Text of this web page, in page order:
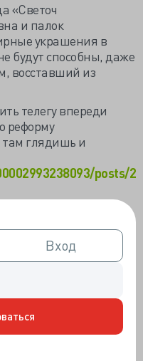
Вход
Вход
«Светоч
и палок
украшения в
будут способны, даже
восставший из
телегу впереди
реформу
там глядишь и
posts/2
Скворцова
Голиковой
министра, нужны
но «этот 1%
люди, которые